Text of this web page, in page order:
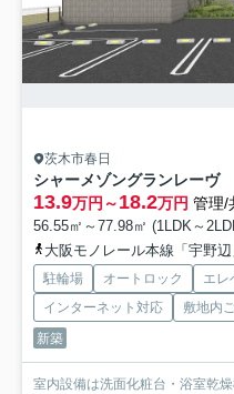
茨木市春日
シャーメゾングランレーヴ
13.9万円～18.2万円 管理/
56.55㎡～77.98㎡ (1LDK～
大阪モノレール本線「宇野
駐輪場 オートロック エレ
インターネット対応
敷地内
新築
室内設備は洗面化粧台・浴室乾